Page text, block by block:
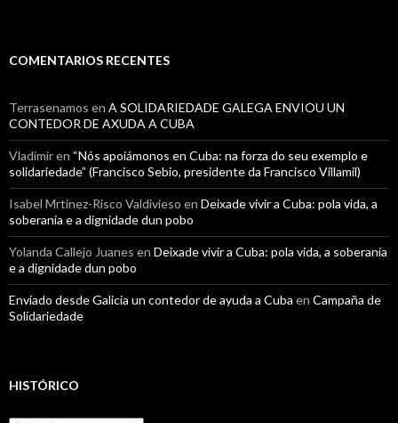
COMENTARIOS RECENTES
Terrasenamos en A SOLIDARIEDADE GALEGA ENVIOU UN
CONTEDOR DE AXUDA A CUBA
Vladimiren “Nós apoiámonos en Cuba: na forza do seu exemplo e
solidariedade” (Francisco Sebio, presidente da Francisco Villamil)
Isabel Mrtínez-Risco Valdivieso en Deixade vivir a Cuba: pola vida, a
soberanía e a dignidade dun pobo
Yolanda Callejo Juanes en Deixade vivir a Cuba: pola vida, a soberanía
e a dignidade dun pobo
Enviado desde Galicia un contedor de ayuda a Cuba en Campaña de
Solidariedade
HISTÓRICO